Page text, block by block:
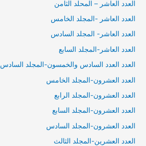
العدد العاشر – المحلد الثامن
العدد العاشر -المجلد الخامس
العدد العاشر- المجلد السادس
العدد العاشر-المجلد السابع
العدد العدد السادس والخمسون-المجلد السادس
العدد العشرون-المجلد الخامس
العدد العشرون-المجلد الرابع
العدد العشرون-المجلد السابع
العدد العشرون-المجلد السادس
العدد العشرين-المجلد الثالث